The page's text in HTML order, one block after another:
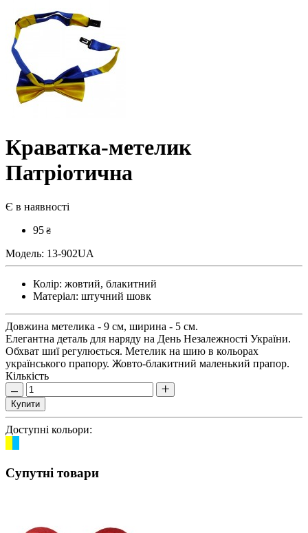
Краватка-метелик
Патріотична
Є в наявності
95 ₴
Модель: 13-902UA
Колір: жовтий, блакитний
Матеріал: штучний шовк
Довжина метелика - 9 см, ширина - 5 см.
Елегантна деталь для наряду на День Незалежності України.
Обхват шиї регулюється. Метелик на шию в кольорах
українського прапору. Жовто-блакитний маленький прапор.
Кількість
Купити
Доступні кольори:
Супутні товари